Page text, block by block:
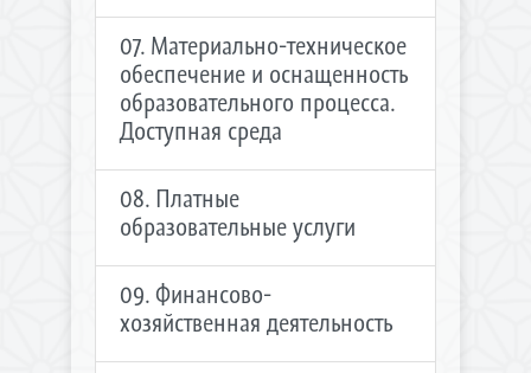
07. Материально-техническое
обеспечение и оснащенность
образовательного процесса.
Доступная среда
08. Платные
образовательные услуги
09. Финансово-
хозяйственная деятельность